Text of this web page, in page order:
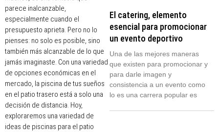
parece inalcanzable,
especialmente cuando el
presupuesto aprieta. Pero no lo
pienses: no solo es posible, sino
también más alcanzable de lo que
jamás imaginaste. Con una variedad
de opciones económicas en el
mercado, la piscina de tus sueños
en el patio trasero está a solo una
decisión de distancia. Hoy,
exploraremos una variedad de
ideas de piscinas para el patio
El catering, elemento
esencial para promocionar
un evento deportivo
Una de las mejores maneras
que existen para promocionar y
para darle imagen y
consistencia a un evento como
lo es una carrera popular es